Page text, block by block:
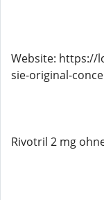
Website: https://
sie-original-
Rivotril 2 mg